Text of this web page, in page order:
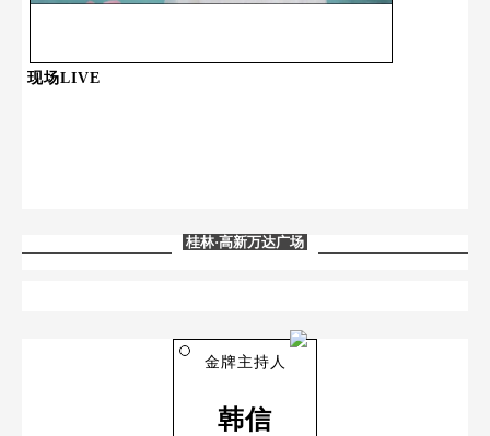
现场LIVE
桂林·高新万达广场
金牌主持人
韩信